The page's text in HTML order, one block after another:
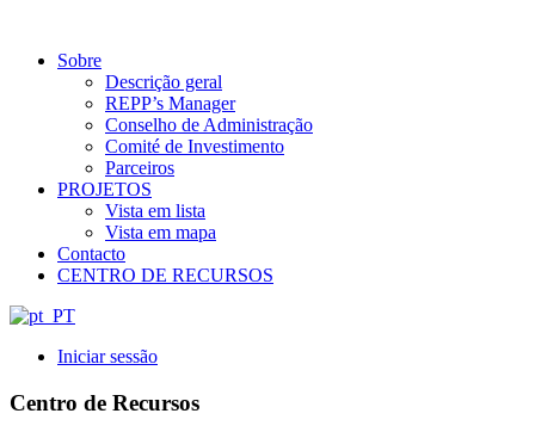
Sobre
Descrição geral
REPP’s Manager
Conselho de Administração
Comité de Investimento
Parceiros
PROJETOS
Vista em lista
Vista em mapa
Contacto
CENTRO DE RECURSOS
Iniciar sessão
Centro de Recursos